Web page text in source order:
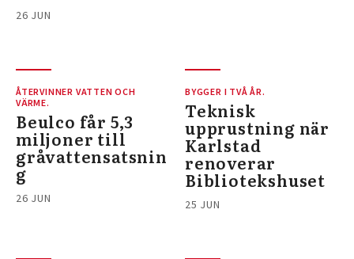
26 JUN
ÅTERVINNER VATTEN OCH
VÄRME.
Beulco får 5,3
miljoner till
gråvattensatsnin
g
26 JUN
BYGGER I TVÅ ÅR.
Teknisk
upprustning när
Karlstad
renoverar
Bibliotekshuset
25 JUN